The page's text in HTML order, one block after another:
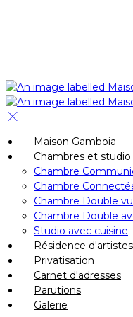
Maison Gamboia
Chambres et studio
Chambre
Chambre
Chambre Double
Chambre Double
Studio avec cuisine
Résidence d'artistes
Privatisation
Carnet d'adresses
Parutions
Galerie
La Maison Gamboia se
Nous sommes à votre
pour imaginer
et vous confier les clés !
Available Tonight
Book your stay
Check In
Check Out
Adults
-